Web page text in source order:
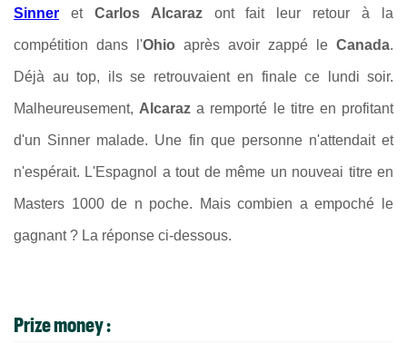
Sinner etCarlos Alcarazont fait leur retour à la
compétition dans l'Ohio après avoir zappé le Canada.
Déjà au top, ils se retrouvaient en finale ce lundi soir.
Malheureusement, Alcaraza remporté le titre en profitant
d'un Sinner malade. Une fin que personne n'attendait et
n'espérait. L'Espagnol a tout de même un nouveai titre en
Masters 1000 de n poche. Mais combien a empoché le
gagnant ? La réponse ci-dessous.
Prize money :